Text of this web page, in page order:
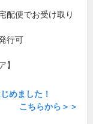
配便でお受け取り
行可
】
めました！
こちらから＞＞